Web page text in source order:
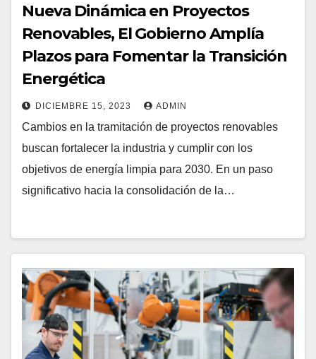
Nueva Dinámica en Proyectos
Renovables, El Gobierno Amplía
Plazos para Fomentar la Transición
Energética
DICIEMBRE 15, 2023 ADMIN
Cambios en la tramitación de proyectos renovables
buscan fortalecer la industria y cumplir con los
objetivos de energía limpia para 2030. En un paso
significativo hacia la consolidación de la…